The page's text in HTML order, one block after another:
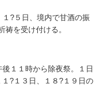
?５日、境内で甘酒の振
祷を受け付ける。
１１時から除夜祭。１日
?１３日、１８?１９日の